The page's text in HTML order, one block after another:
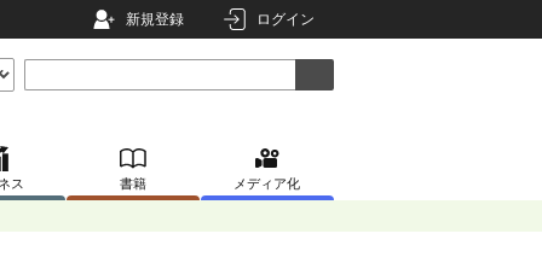
新規登録 ログイン
ス 書籍 メディア化